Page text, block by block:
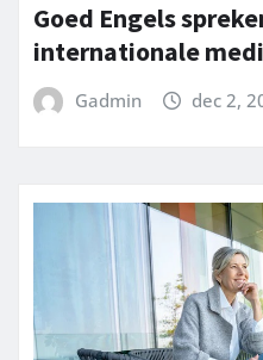
Goed Engels
internationale
Gadmin dec 2,